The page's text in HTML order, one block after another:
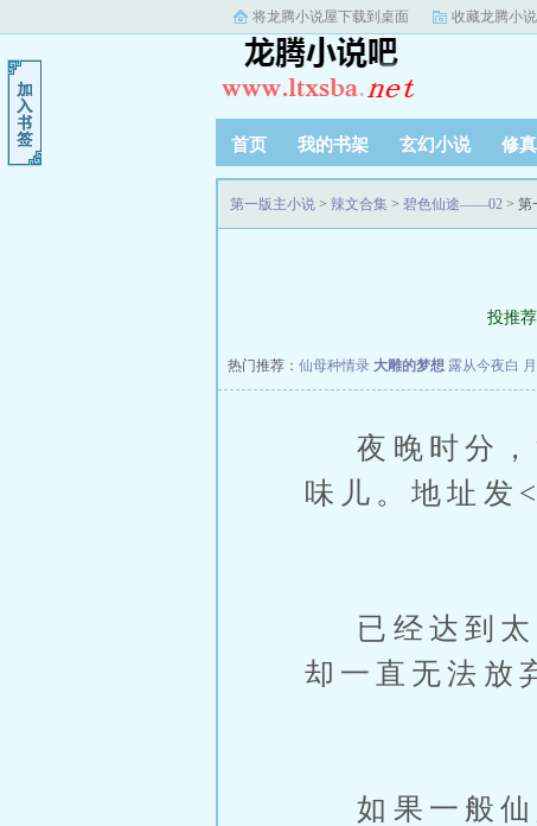
将龙腾小说屋下载到桌面 收藏龙腾小
首页 我的书架 玄幻小说 修
第一版主小说 > 辣文合集 > 碧色仙途——02 > 第
投推
热门推荐： 仙母种情录 大雕的梦想 露从今夜白
夜晚时分，
味儿。地址发
已经达到太
却一直无法放
如果一般仙